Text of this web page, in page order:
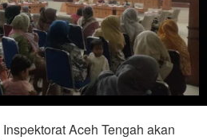
Inspektorat Aceh Tengah akan